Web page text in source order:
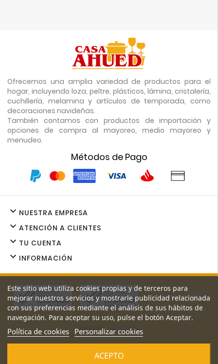
Ofrecemos una amplia variedad de productos para el
hogar, incluyendo loza, peltre, plásticos, lámina, cristalería,
cuchillería, melamina y artículos de temporada, como
decoraciones navideñas.
También contamos con productos de importación y
opciones de compra al mayoreo, medio mayoreo y
menudeo.
Métodos de Pago
NUESTRA EMPRESA

ATENCIÓN A CLIENTES

TU CUENTA

INFORMACIÓN

Este sitio web utiliza cookies propias y de terceros para
mejorar nuestros servicios y mostrarle publicidad relacionada
con sus preferencias mediante el análisis de sus hábitos de
navegación. Para aceptar su uso, pulse el botón Aceptar.
Política de cookies Personalizar cookies
ACEPTO
de